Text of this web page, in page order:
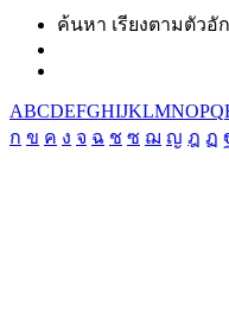
ค้นหา เรียงตามตัวอั
ABCDEFGHIJKLMNOPQ
ก ข ค ง จ ฉ ช ซ ฌ ญ ฎ ฏ